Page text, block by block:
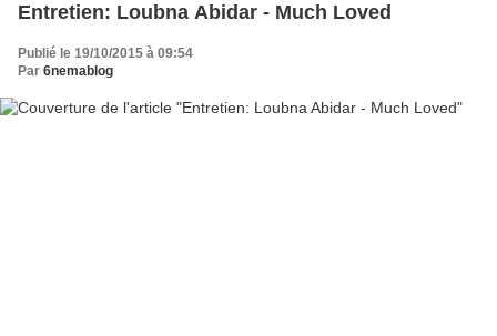
Entretien: Loubna Abidar - Much Loved
Publié le 19/10/2015 à 09:54
Par 6nemablog